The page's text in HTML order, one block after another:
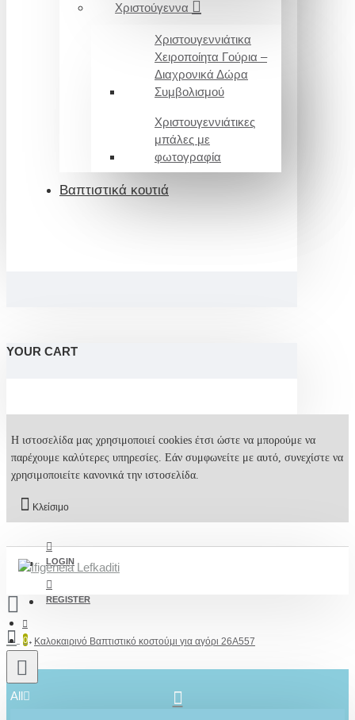
Χριστούγεννα
Χριστουγεννιάτικα
Χειροποίητα Γούρια –
Διαχρονικά Δώρα
Συμβολισμού
Χριστουγεννιάτικες
μπάλες με
φωτογραφία
Βαπτιστικά κουτιά
YOUR CART
Η ιστοσελίδα μας χρησιμοποιεί cookies έτσι ώστε να μπορούμε να
παρέχουμε καλύτερες υπηρεσίες. Εάν συμφωνείτε με αυτό, συνεχίστε να
χρησιμοποιείτε κανονικά την ιστοσελίδα.
Κλείσιμο
LOGIN
REGISTER
0
All
Καλοκαιρινό Βαπτιστικό κοστούμι για αγόρι 26A557